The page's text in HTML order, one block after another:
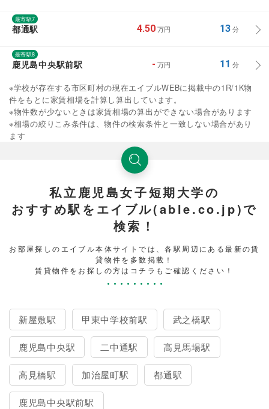
最寄駅7
都通駅 4.50 万円 13分
最寄駅8
鹿児島中央駅前駅 - 万円 11 分
※学校が存在する市区町村の現在エイブルWEBに掲載中の1R/1K物
件をもとに家賃相場を計算し算出しています。
※物件数が少ないときは家賃相場の算出ができない場合があります
※相場の絞りこみ条件は、物件の検索条件と一致しない場合があり
ます
私立鹿児島女子短期大学の
おすすめ駅をエイブル(able.co.jp)で
検索！
お部屋探しのエイブル本体サイトでは、各駅周辺にある最新の賃
貸物件を多数掲載！
賃貸物件をお探しの方はコチラもご確認ください！
新屋敷駅 甲東中学校前駅 武之橋駅
鹿児島中央駅 二中通駅 高見馬場駅
高見橋駅 加治屋町駅 都通駅
鹿児島中央駅前駅